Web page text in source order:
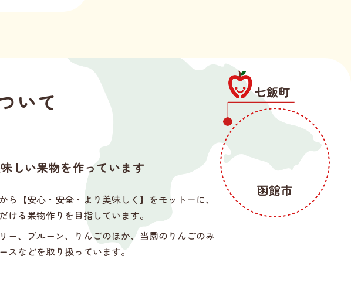
いて
しい果物を作っています
ら【安心・安全・より美味しく】をモットーに、
ける果物作りを目指しています。
ー、プルーン、りんごのほか、当園のりんごのみ
スなどを取り扱っています。